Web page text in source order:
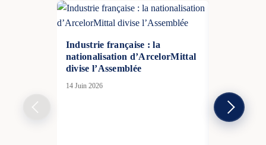
Industrie française : la
nationalisation d’ArcelorMittal
divise l’Assemblée
14 Juin 2026